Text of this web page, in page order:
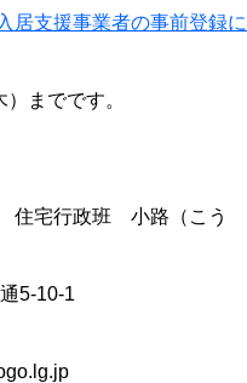
居支援事業者の事前登録に
までです。
住宅行政班 小路（こう
5-10-1